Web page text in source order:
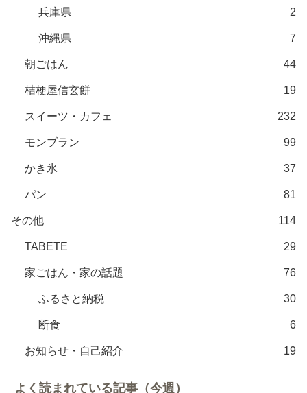
兵庫県 2
沖縄県 7
朝ごはん 44
桔梗屋信玄餅 19
スイーツ・カフェ 232
モンブラン 99
かき氷 37
パン 81
その他 114
TABETE 29
家ごはん・家の話題 76
ふるさと納税 30
断食 6
お知らせ・自己紹介 19
よく読まれている記事（今週）